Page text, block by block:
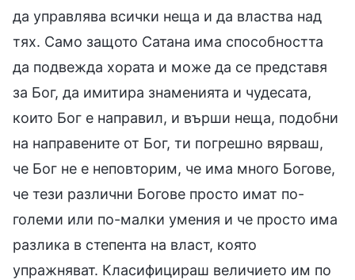
да управлява всички неща и да властва над
тях. Само защото Сатана има способността
да подвежда хората и може да се представя
за Бог, да имитира знаменията и чудесата,
които Бог е направил, и върши неща, подобни
на направените от Бог, ти погрешно вярваш,
че Бог не е неповторим, че има много Богове,
че тези различни Богове просто имат по-
големи или по-малки умения и че просто има
разлика в степента на власт, която
упражняват. Класифицираш величието им по